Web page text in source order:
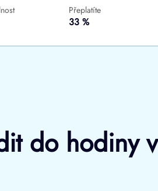
Přeplatíte
33 %
do hodiny v